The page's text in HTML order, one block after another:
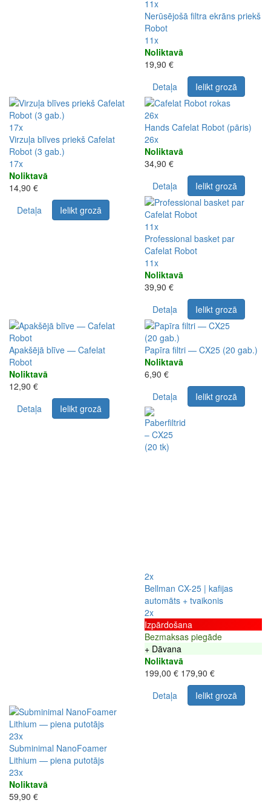
11x
Nerūsējošā filtra ekrāns priekš
Robot
11x
Noliktavā
19,90 €
Detaļa
Ielikt grozā
17x
Virzuļa blīves priekš Cafelat
Robot (3 gab.)
17x
Noliktavā
14,90 €
Detaļa
Ielikt grozā
26x
Hands Cafelat Robot (pāris)
26x
Noliktavā
34,90 €
Detaļa
Ielikt grozā
11x
Professional basket par
Cafelat Robot
11x
Noliktavā
39,90 €
Detaļa
Ielikt grozā
Apakšējā blīve — Cafelat
Robot
Noliktavā
12,90 €
Detaļa
Ielikt grozā
Papīra filtri — CX25 (20 gab.)
Noliktavā
6,90 €
Detaļa
Ielikt grozā
2x
Bellman CX-25 | kafijas
automāts + tvaikonis
2x
Izpārdošana
Bezmaksas piegāde
+ Dāvana
Noliktavā
199,00 € 179,90 €
Detaļa
Ielikt grozā
23x
Subminimal NanoFoamer
Lithium — piena putotājs
23x
Noliktavā
59,90 €